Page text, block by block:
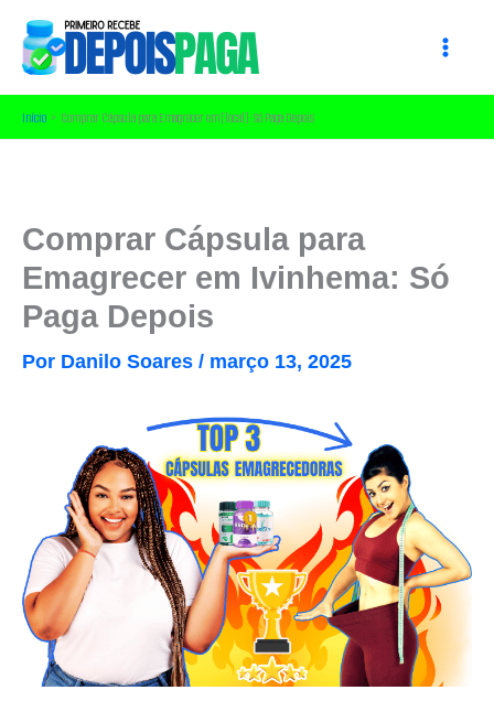
para
conteúdo
Início Comprar Cápsula para Emagrecer em [local]: Só Paga Depois
Comprar Cápsula para
Emagrecer em Ivinhema: Só
Paga Depois
Por Danilo Soares / março 13, 2025